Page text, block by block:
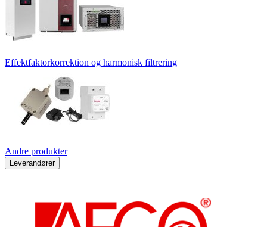
Effektfaktorkorrektion og harmonisk filtrering
Andre produkter
Leverandører